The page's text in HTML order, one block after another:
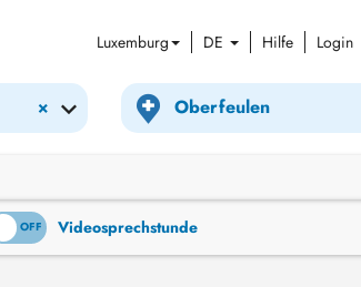
Luxemburg DE Hilfe Login
×
OFF Videosprechstunde